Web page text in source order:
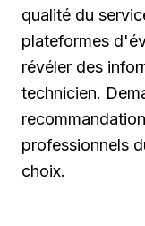
qualité du
plateformes
révéler des
technicien.
professionnels
choix.